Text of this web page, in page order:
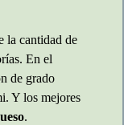
la cantidad de
En el
de grado
Y los mejores
.